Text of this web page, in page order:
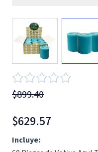
View larger image
$899.40
$629.57
Incluye: